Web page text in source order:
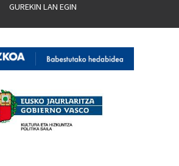
GUREKIN LAN EGIN